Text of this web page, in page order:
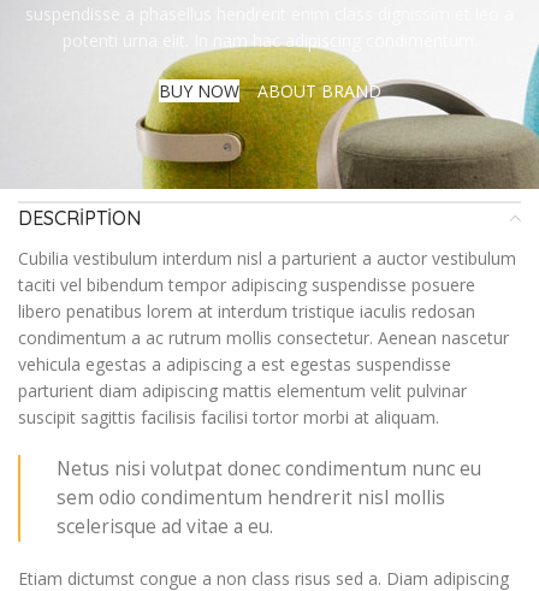
suspendisse a phasellus hendrerit enim class dignissim et leo a
potenti urna elit. In nam hac adipiscing condimentum.
BUY NOW ABOUT BRAND
DESCRIPTION
Cubilia vestibulum interdum nisl a parturient a auctor vestibulum
taciti vel bibendum tempor adipiscing suspendisse posuere
libero penatibus lorem at interdum tristique iaculis redosan
condimentum a ac rutrum mollis consectetur. Aenean nascetur
vehicula egestas a adipiscing a est egestas suspendisse
parturient diam adipiscing mattis elementum velit pulvinar
suscipit sagittis facilisis facilisi tortor morbi at aliquam.
Netus nisi volutpat donec condimentum nunc eu
sem odio condimentum hendrerit nisl mollis
scelerisque ad vitae a eu.
Etiam dictumst congue a non class risus sed a. Diam adipiscing